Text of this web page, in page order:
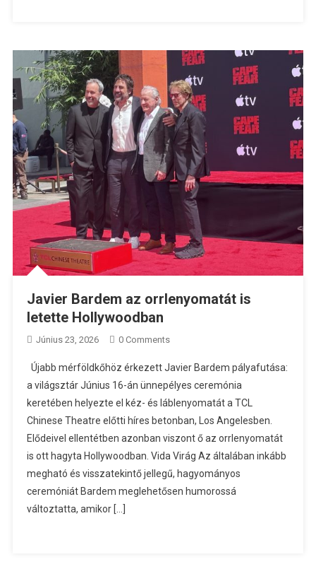
Javier Bardem az orrlenyomatát is
letette Hollywoodban
Június 23, 2026 0 Comments
Újabb mérföldkőhöz érkezett Javier Bardem pályafutása:
a világsztár Június 16-án ünnepélyes ceremónia
keretében helyezte el kéz- és láblenyomatát a TCL
Chinese Theatre előtti híres betonban, Los Angelesben.
Elődeivel ellentétben azonban viszont ő az orrlenyomatát
is ott hagyta Hollywoodban. Vida Virág Az általában inkább
megható és visszatekintő jellegű, hagyományos
ceremóniát Bardem meglehetősen humorossá
változtatta, amikor […]